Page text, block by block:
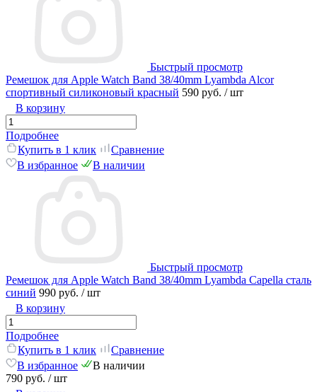
Быстрый просмотр
Ремешок для Apple Watch Band 38/40mm Lyambda Alcor
спортивный силиконовый красный 590 руб. / шт
В корзину
Подробнее
Купить в 1 клик
Сравнение
В избранное
В наличии
Быстрый просмотр
Ремешок для Apple Watch Band 38/40mm Lyambda Capella сталь
синий 990 руб. / шт
В корзину
Подробнее
Купить в 1 клик
Сравнение
В избранное
В наличии
790 руб. / шт